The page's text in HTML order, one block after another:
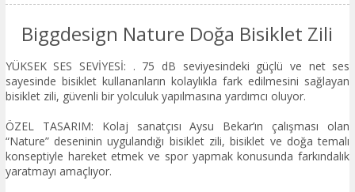
Biggdesign Nature Doğa Bisiklet Zili
YÜKSEK SES SEVİYESİ: . 75 dB seviyesindeki güçlü ve net ses
sayesinde bisiklet kullananların kolaylıkla fark edilmesini sağlayan
bisiklet zili, güvenli bir yolculuk yapılmasına yardımcı oluyor.
ÖZEL TASARIM: Kolaj sanatçısı Aysu Bekar’ın çalışması olan
“Nature” deseninin uygulandığı bisiklet zili, bisiklet ve doğa temalı
konseptiyle hareket etmek ve spor yapmak konusunda farkındalık
yaratmayı amaçlıyor.